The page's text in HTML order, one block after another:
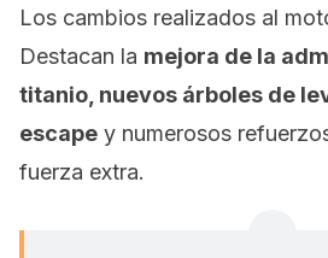
Los cambios realizados al
Destacan la mejora de la
titanio, nuevos árboles de
escape y numerosos
fuerza extra.